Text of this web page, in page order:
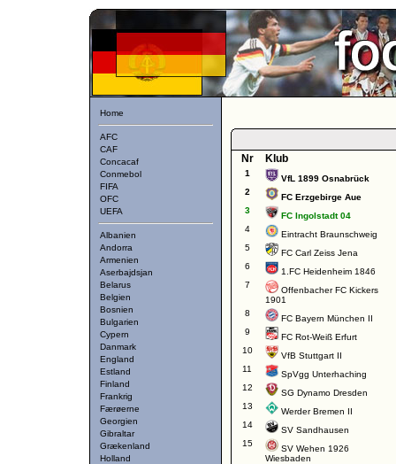
Home
AFC
CAF
Concacaf
Conmebol
FIFA
OFC
UEFA
Albanien
Andorra
Armenien
Aserbajdsjan
Belarus
Belgien
Bosnien
Bulgarien
Cypern
Danmark
England
Estland
Finland
Frankrig
Færøerne
Georgien
Gibraltar
Grækenland
Holland
Nr Klub
1
VfL 1899 Osnabrück
2
FC Erzgebirge Aue
3
FC Ingolstadt 04
4
Eintracht Braunschweig
5
FC Carl Zeiss Jena
6
1.FC Heidenheim 1846
7
Offenbacher FC Kickers
1901
8
FC Bayern München II
9
FC Rot-Weiß Erfurt
10
VfB Stuttgart II
11
SpVgg Unterhaching
12
SG Dynamo Dresden
13
Werder Bremen II
14
SV Sandhausen
15
SV Wehen 1926
Wiesbaden